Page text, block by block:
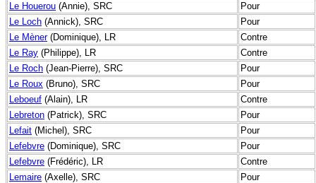
Le Houerou (Annie), SRC
Pour
Le Loch (Annick), SRC
Pour
Le Mèner(Dominique), LR
Contre
Le Ray (Philippe), LR
Contre
Le Roch (Jean-Pierre), SRC
Pour
Le Roux (Bruno), SRC
Pour
Leboeuf (Alain), LR
Contre
Lebreton (Patrick), SRC
Pour
Lefait (Michel), SRC
Pour
Lefebvre (Dominique), SRC
Pour
Lefebvre (Frédéric), LR
Contre
Lemaire (Axelle), SRC
Pour